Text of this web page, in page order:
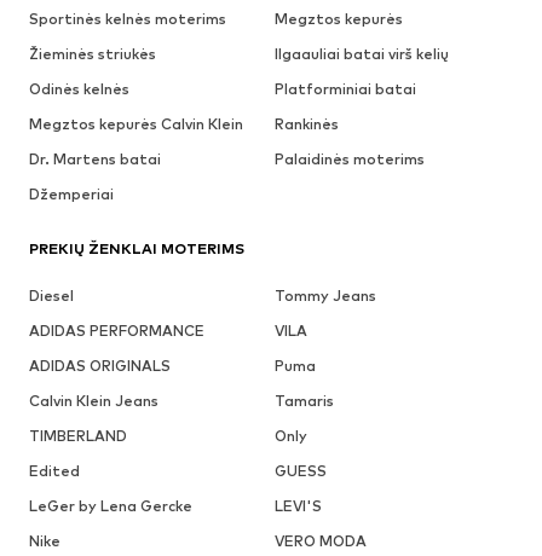
Sportinės kelnės moterims
Megztos kepurės
Žieminės striukės
Ilgaauliai batai virš kelių
Odinės kelnės
Platforminiai batai
Megztos kepurės Calvin Klein
Rankinės
Dr. Martens batai
Palaidinės moterims
Džemperiai
PREKIŲ ŽENKLAI MOTERIMS
Diesel
Tommy Jeans
ADIDAS PERFORMANCE
VILA
ADIDAS ORIGINALS
Puma
Calvin Klein Jeans
Tamaris
TIMBERLAND
Only
Edited
GUESS
LeGer by Lena Gercke
LEVI'S
Nike
VERO MODA